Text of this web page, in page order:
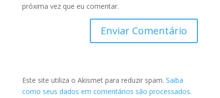
próxima vez que eu comentar.
Este site utiliza o Akismet para reduzir spam. Saiba
como seus dados em comentários são processados.